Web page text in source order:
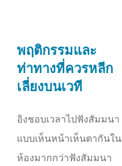
พฤติกรรมและ
ท่าทางที่ควรหลีก
เลี่ยงบนเวที
อิงชอบเวลาไปฟังสัมมนา
แบบเห็นหน้าเห็นตากันใน
ห้องมากกว่าฟังสัมมนา